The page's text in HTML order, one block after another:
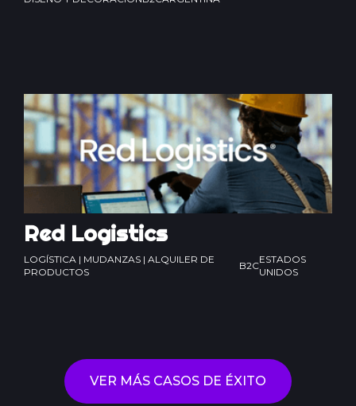
Red Logistics
LOGÍSTICA | MUDANZAS | ALQUILER DE
PRODUCTOS
B2C
ESTADOS
UNIDOS
VER MÁS CASOS DE ÉXITO